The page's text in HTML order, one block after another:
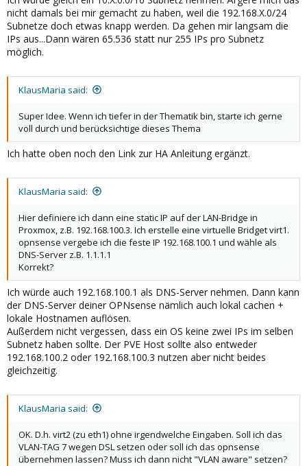
nicht damals bei mir gemacht zu haben, weil die 192.168.X.0/24
Subnetze doch etwas knapp werden. Da gehen mir langsam die
IPs aus...Dann wären 65.536 statt nur 255 IPs pro Subnetz
möglich.
KlausMaria said:
Super Idee. Wenn ich tiefer in der Thematik bin, starte ich gerne
voll durch und berücksichtige dieses Thema
Ich hatte oben noch den Link zur HA Anleitung ergänzt.
KlausMaria said:
Hier definiere ich dann eine static IP auf der LAN-Bridge in
Proxmox, z.B. 192.168.100.3. Ich erstelle eine virtuelle Bridget virt1.
opnsense vergebe ich die feste IP 192.168.100.1 und wähle als
DNS-Server z.B. 1.1.1.1
Korrekt?
Ich würde auch 192.168.100.1 als DNS-Server nehmen. Dann kann
der DNS-Server deiner OPNsense nämlich auch lokal cachen +
lokale Hostnamen auflösen.
Außerdem nicht vergessen, dass ein OS keine zwei IPs im selben
Subnetz haben sollte. Der PVE Host sollte also entweder
192.168.100.2 oder 192.168.100.3 nutzen aber nicht beides
gleichzeitig.
KlausMaria said:
OK. D.h. virt2 (zu eth1) ohne irgendwelche Eingaben. Soll ich das
VLAN-TAG 7 wegen DSL setzen oder soll ich das opnsense
übernehmen lassen? Muss ich dann nicht "VLAN aware" setzen?